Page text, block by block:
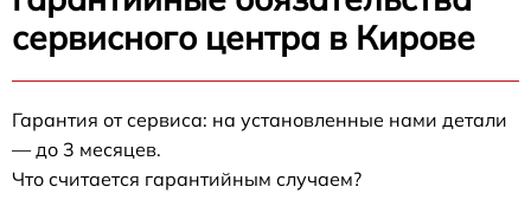
сервисного центра в Кирове
Гарантия от сервиса: на установленные нами детали
— до 3 месяцев.
Что считается гарантийным случаем?